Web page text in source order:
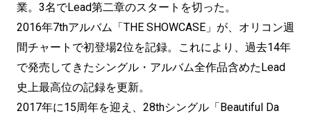
業。3名でLead第二章のスタートを切った。
2016年7thアルバム「THE SHOWCASE」が、オリコン週
間チャートで初登場2位を記録。これにより、過去14年
で発売してきたシングル・アルバム全作品含めたLead
史上最高位の記録を更新。
2017年に15周年を迎え、28thシングル「Beautiful Da